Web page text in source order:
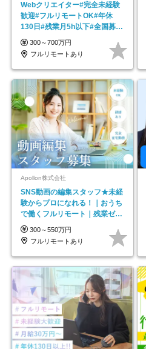
Webクリエイター#完全未経験
歓迎#フルリモートOK#年休
130日#残業月5h以下#全国募集
#最大1年の研修
300～700万円
フルリモートあり
Apollon株式会社
SNS動画の編集スタッフ★未経
験からプロになれる！｜おうち
で働くフルリモート｜残業ゼロ
で18時退勤◎
300～550万円
フルリモートあり